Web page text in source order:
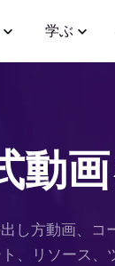
学ぶ
動
し方動画、
、リソース